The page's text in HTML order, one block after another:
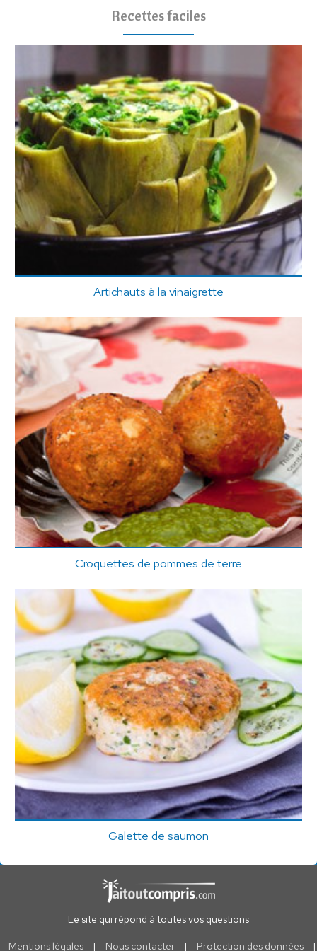
Recettes faciles
Artichauts à la vinaigrette
Croquettes de pommes de terre
Galette de saumon
Le site qui répond à toutes vos questions
Mentions légales | Nous contacter | Protection des données |